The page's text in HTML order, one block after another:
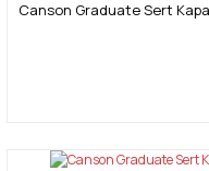
Canson Graduate Sert